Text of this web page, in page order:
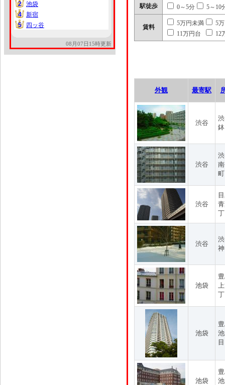
2
2
池袋
4
4
新宿
5
5 四ッ谷
08月07日15時更新
駅徒歩 0～5分 5～10
賃料
5万円未満
5
11万円台
12
外観 最寄駅
渋谷
渋谷
渋谷
渋谷
池袋
池袋
目
池袋